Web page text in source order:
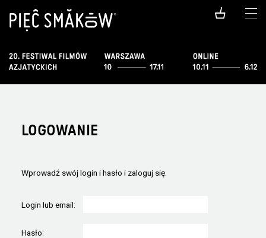
LOGOWANIE
Wprowadź swój login i hasło i zaloguj się.
Login lub email:
Hasło: